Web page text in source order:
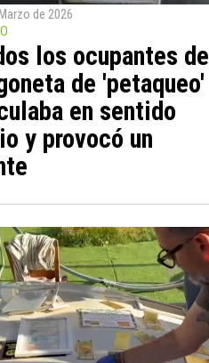
de 2026
los ocupantes de
de 'petaqueo'
en sentido
y provocó un